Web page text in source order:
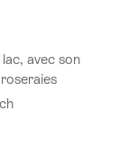
avec son